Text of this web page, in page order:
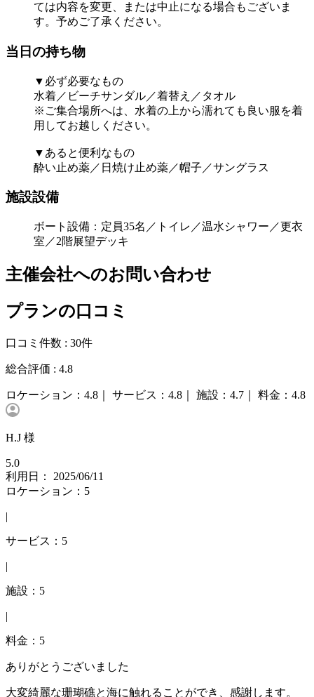
ては内容を変更、または中止になる場合もございま
す。予めご了承ください。
当日の持ち物
▼必ず必要なもの
水着／ビーチサンダル／着替え／タオル
※ご集合場所へは、水着の上から濡れても良い服を着
用してお越しください。
▼あると便利なもの
酔い止め薬／日焼け止め薬／帽子／サングラス
施設設備
ボート設備：定員35名／トイレ／温水シャワー／更衣
室／2階展望デッキ
主催会社へのお問い合わせ
プランの口コミ
口コミ件数 : 30件
総合評価 : 4.8
ロケーション： 4.8｜ サービス： 4.8｜ 施設： 4.7｜ 料金： 4.8
H.J 様
5.0
利用日： 2025/06/11
ロケーション：5
|
サービス：5
|
施設：5
|
料金：5
ありがとうございました
大変綺麗な珊瑚礁と海に触れることができ、感謝します。